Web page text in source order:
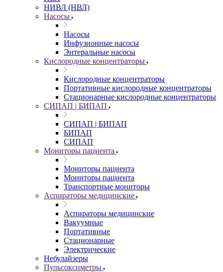
НИВЛ (НВЛ)
Насосы
Насосы
Инфузионные насосы
Энтеральные насосы
Кислородные концентраторы
Кислородные концентраторы
Портативные кислородные концентраторы
Стационарные кислородные концентраторы
СИПАП | БИПАП
СИПАП | БИПАП
БИПАП
СИПАП
Мониторы пациента
Мониторы пациента
Мониторы пациента
Транспортные мониторы
Аспираторы медицинские
Аспираторы медицинские
Вакуумные
Портативные
Стационарные
Электрические
Небулайзеры
Пульсоксиметры